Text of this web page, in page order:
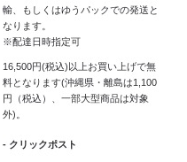
輸、もしくはゆうパックでの発送と
なります。
※配達日時指定可
16,500円(税込)以上お買い上げで無
料となります(沖縄県・離島は1,100
円（税込）、一部大型商品は対象
外)。
- クリックポスト